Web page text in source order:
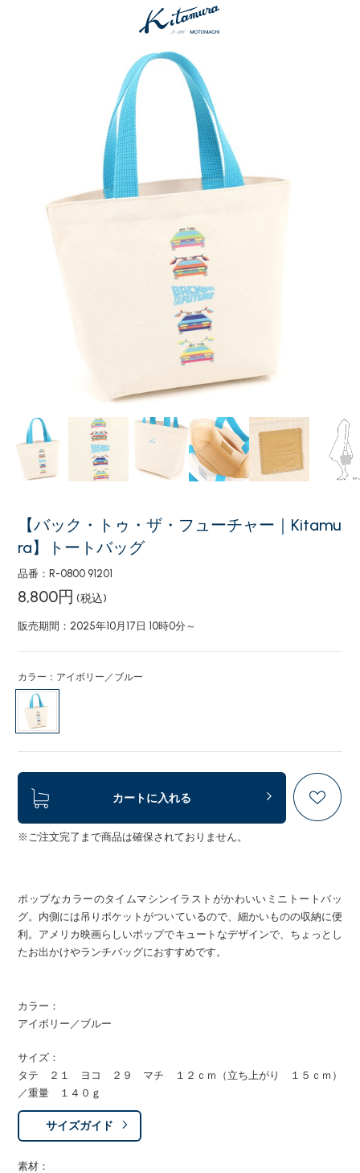
【バック・トゥ・ザ・フューチャー｜Kitamu
ra】トートバッグ
品番：R-0800 91201
8,800円 (税込)
販売期間：2025年10月17日 10時0分～
カラー：アイボリー／ブルー
カートに入れる
※ご注文完了まで商品は確保されておりません。
ポップなカラーのタイムマシンイラストがかわいいミニトートバッ
グ。内側には吊りポケットがついているので、細かいものの収納に便
利。アメリカ映画らしいポップでキュートなデザインで、ちょっとし
たお出かけやランチバッグにおすすめです。
カラー：
アイボリー／ブルー
サイズ：
タテ ２１ ヨコ ２９ マチ １２ｃｍ（立ち上がり １５ｃｍ）
／重量 １４０ｇ
サイズガイド
素材：